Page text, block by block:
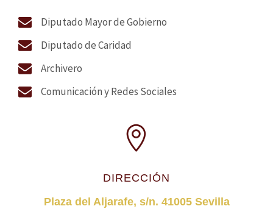
Diputado Mayor de Gobierno
Diputado de Caridad
Archivero
Comunicación y Redes Sociales
DIRECCIÓN
Plaza del Aljarafe, s/n. 41005 Sevilla